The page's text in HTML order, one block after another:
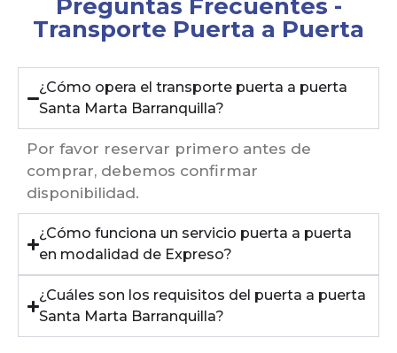
Preguntas Frecuentes -
Transporte Puerta a Puerta
¿Cómo opera el transporte puerta a puerta
Santa Marta Barranquilla?
Por favor reservar primero antes de
comprar, debemos confirmar
disponibilidad.
¿Cómo funciona un servicio puerta a puerta
en modalidad de Expreso?
¿Cuáles son los requisitos del puerta a puerta
Santa Marta Barranquilla?